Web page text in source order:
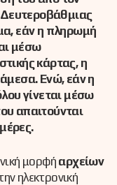
εάν η πληρωμή
μέσω
κάρτας, η
Ενώ, εάν η
γίνεται μέσω
απαιτούνται
μορφή αρχείων
ηλεκτρονική